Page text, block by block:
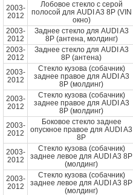
2003-
2012
Лобовое стекло с серой
полосой для AUDI A3 8P (VIN
окно)
2003-
2012
Заднее стекло для AUDI A3
8P (антена, молдинг)
2003-
2012
Заднее стекло для AUDI A3
8P (антена)
2003-
2012
Стекло кузова (собачник)
заднее правое для AUDI A3
8P (молдинг)
2003-
2012
Стекло кузова (собачник)
заднее правое для AUDI A3
8P (молдинг)
2003-
2012
Боковое стекло заднее
опускное правое для AUDI A3
8P
2003-
2012
Стекло кузова (собачник)
заднее левое для AUDI A3 8P
(молдинг)
2003-
2012
Стекло кузова (собачник)
заднее левое для AUDI A3 8P
(молдинг)